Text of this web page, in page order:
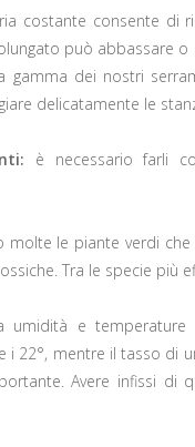
costante consente di
può abbassare
gamma dei nostri
delicatamente le
è necessario farli
molte le piante verdi
Tra le specie più
umidità e
22°, mentre il tasso di
Avere infissi di